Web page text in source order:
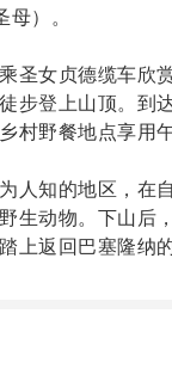
母）。
圣女贞德缆车欣
步登上山顶。到
村野餐地点享用午
人知的地区，在
生动物。下山后
上返回巴塞隆纳的